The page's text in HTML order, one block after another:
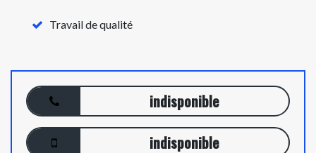
Travail de qualité
indisponible
indisponible